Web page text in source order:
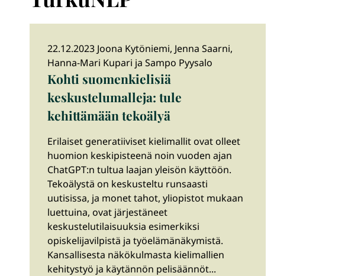
22.12.2023 Joona Kytöniemi, Jenna Saarni,
Hanna-Mari Kupari ja Sampo Pyysalo
Kohti suomenkielisiä
keskustelumalleja: tule
kehittämään tekoälyä
Erilaiset generatiiviset kielimallit ovat olleet
huomion keskipisteenä noin vuoden ajan
ChatGPT:n tultua laajan yleisön käyttöön.
Tekoälystä on keskusteltu runsaasti
uutisissa, ja monet tahot, yliopistot mukaan
luettuina, ovat järjestäneet
keskustelutilaisuuksia esimerkiksi
opiskelijavilpistä ja työelämänäkymistä.
Kansallisesta näkökulmasta kielimallien
kehitystyö ja käytännön pelisäännöt...